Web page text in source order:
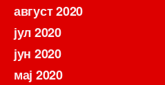
август 2020
јул 2020
јун 2020
мај 2020